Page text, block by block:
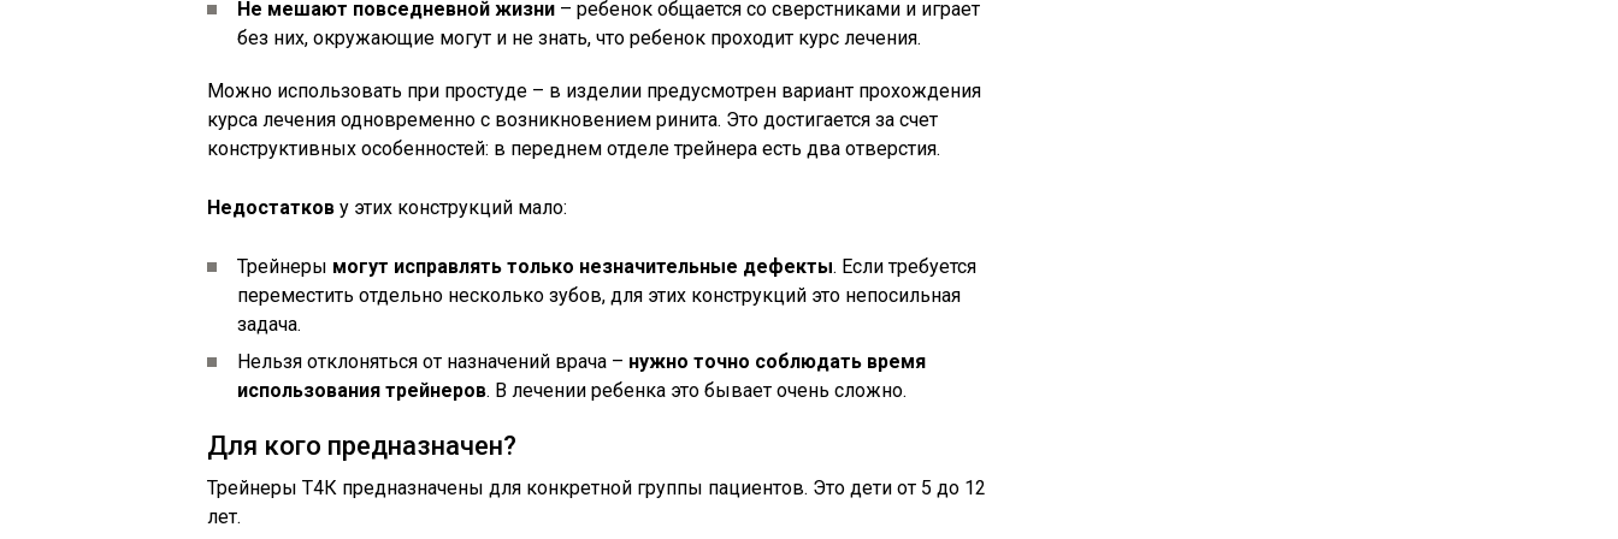
Не мешают повседневной жизни – ребенок общается со сверстниками и играет
без них, окружающие могут и не знать, что ребенок проходит курс лечения.
Можно использовать при простуде – в изделии предусмотрен вариант прохождения
курса лечения одновременно с возникновением ринита. Это достигается за счет
конструктивных особенностей: в переднем отделе трейнера есть два отверстия.
Недостатков у этих конструкций мало:
Трейнеры могут исправлять только незначительные дефекты. Если требуется
переместить отдельно несколько зубов, для этих конструкций это непосильная
задача.
Нельзя отклоняться от назначений врача – нужно точно соблюдать время
использования трейнеров. В лечении ребенка это бывает очень сложно.
Для кого предназначен?
Трейнеры Т4К предназначены для конкретной группы пациентов. Это дети от 5 до 12
лет.